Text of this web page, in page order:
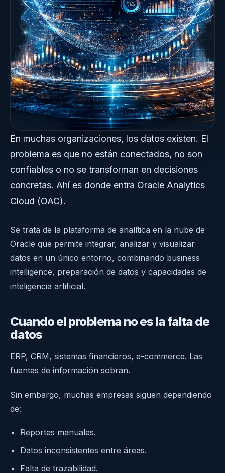
En muchas organizaciones, los datos existen. El
problema es que no están conectados, no son
confiables o no se transforman en decisiones
concretas. Ahí es donde entra Oracle Analytics
Cloud (OAC).
Se trata de la plataforma de analítica en la nube de
Oracle que permite integrar, analizar y visualizar
datos en un único entorno, combinando business
intelligence, preparación de datos y capacidades de
inteligencia artificial.
Cuando el problema no es la falta de
datos
ERP, CRM, sistemas financieros, e-commerce. Las
fuentes de información sobran.
Sin embargo, muchas empresas siguen dependiendo
de:
Reportes manuales.
Datos inconsistentes entre áreas.
Falta de trazabilidad.